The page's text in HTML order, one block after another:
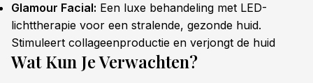
Glamour Facial: Een luxe behandeling met LED-
lichttherapie voor een stralende, gezonde huid.
Stimuleert collageenproductie en verjongt de huid
Wat Kun Je Verwachten?